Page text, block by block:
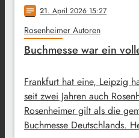
notes 21. April 2026 15:27
Rosenheimer Autoren
Buchmesse war ein
Frankfurt hat eine, Leipzig
seit zwei Jahren auch
Rosenheimer gilt als die
Buchmesse Deutschlands.